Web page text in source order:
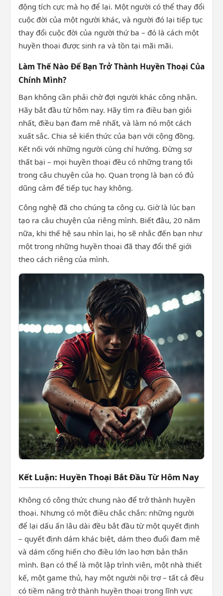
động tích cực mà họ để lại. Một người có thể thay đổi
cuộc đời của một người khác, và người đó lại tiếp tục
thay đổi cuộc đời của người thứ ba – đó là cách một
huyền thoại được sinh ra và tồn tại mãi mãi.
Làm Thế Nào Để Bạn Trở Thành Huyền Thoại Của
Chính Mình?
Bạn không cần phải chờ đợi người khác công nhận.
Hãy bắt đầu từ hôm nay. Hãy tìm ra điều bạn giỏi
nhất, điều bạn đam mê nhất, và làm nó một cách
xuất sắc. Chia sẻ kiến thức của bạn với cộng đồng.
Kết nối với những người cùng chí hướng. Đừng sợ
thất bại – mọi huyền thoại đều có những trang tối
trong câu chuyện của họ. Quan trọng là bạn có đủ
dũng cảm để tiếp tục hay không.
Công nghệ đã cho chúng ta công cụ. Giờ là lúc bạn
tạo ra câu chuyện của riêng mình. Biết đâu, 20 năm
nữa, khi thế hệ sau nhìn lại, họ sẽ nhắc đến bạn như
một trong những huyền thoại đã thay đổi thế giới
theo cách riêng của mình.
Kết Luận: Huyền Thoại Bắt Đầu Từ Hôm Nay
Không có công thức chung nào để trở thành huyền
thoại. Nhưng có một điều chắc chắn: những người
để lại dấu ấn lâu dài đều bắt đầu từ một quyết định
– quyết định dám khác biệt, dám theo đuổi đam mê
và dám cống hiến cho điều lớn lao hơn bản thân
mình. Bạn có thể là một lập trình viên, một nhà thiết
kế, một game thủ, hay một người nội trợ – tất cả đều
có tiềm năng trở thành huyền thoại trong lĩnh vực